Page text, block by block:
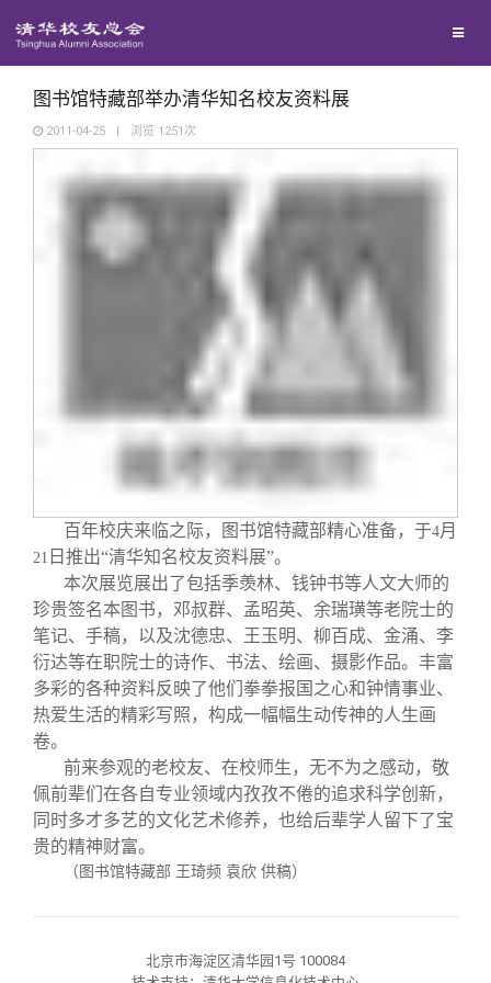
地区联络
院系校友工作
专业委员会
兴趣群体
回馈母校
捐赠新闻
捐赠纪事
捐赠方法
《清华校友通讯》
《水木清华》
我要订阅
清华人物
清华故事
校友文苑
校友讲坛
校友视界
终身学习
三创大赛
实用信息
校友总会
会长致辞
总会章程
理事会名单
制度法规
联系我们
关闭
图书馆特藏部举办清华知名校友资料展
2011-04-25 | 浏览 1251 次
百年校庆来临之际，图书馆特藏部精心准备，于4月
21 日推出“清华知名校友资料展”。
本次展览展出了包括季羡林、钱钟书等人文大师的
珍贵签名本图书，邓叔群、孟昭英、余瑞璜等老院士的
笔记、手稿，以及沈德忠、王玉明、柳百成、金涌、李
衍达等在职院士的诗作、书法、绘画、摄影作品。丰富
多彩的各种资料反映了他们拳拳报国之心和钟情事业、
热爱生活的精彩写照，构成一幅幅生动传神的人生画
卷。
前来参观的老校友、在校师生，无不为之感动，敬
佩前辈们在各自专业领域内孜孜不倦的追求科学创新，
同时多才多艺的文化艺术修养，也给后辈学人留下了宝
贵的精神财富。
（图书馆特藏部 王琦频 袁欣 供稿）
北京市海淀区清华园1号 100084